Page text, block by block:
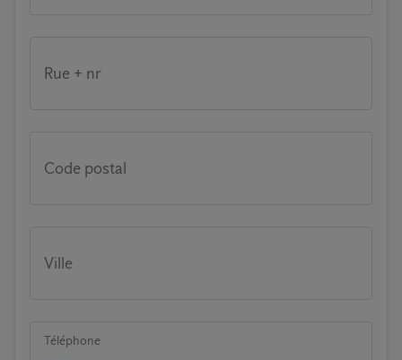
Rue + nr
Code postal
Ville
Téléphone